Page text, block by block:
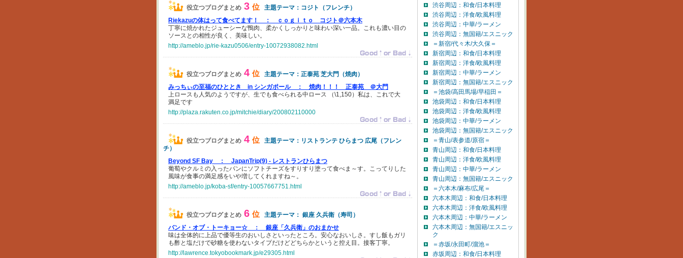
役立つブログまとめ 3 位
主題テーマ：コジト（フレンチ）
Riekazuの体はって食べてます！ ：
ｃｏｇｉｔｏ コジト＠六本木
丁寧に焼かれたジューシーな鴨肉、柔かくしっかりと味わい深い一品。これも濃い目の
ソースとの相性が良く、美味しい。
http://ameblo.jp/rie-kazu0506/entry-10072938082.html
役立つブログまとめ 4 位
主題テーマ：正泰苑 芝大門（焼肉）
みっちぃの至福のひととき in シンガポール ：
焼肉！！！ 正泰苑 ＠大門
上ロースも人気のようですが、生でも食べられる中ロース （\1,150）私は、これで大
満足です
http://plaza.rakuten.co.jp/mitchie/diary/200802110000
役立つブログまとめ 4 位
主題テーマ：リストランテ ひらまつ 広尾（フレン
チ）
Beyond SF Bay ：
JapanTrip(9) - レストランひらまつ
葡萄やクルミの入ったパンにソフトチーズをすりすり塗って食べま～す。こってりした
風味が食事の満足感をいや増してくれますね～。
http://ameblo.jp/koba-sf/entry-10057667751.html
役立つブログまとめ 6 位
主題テーマ： 銀座 久兵衛（寿司）
バンド・オブ・トーキョー☆ ：
銀座「久兵衛」のおまかせ
味は全体的に上品で優等生のおいしさといったところ。安心なおいしさ。すし飯もガリ
も酢と塩だけで砂糖を使わないタイプだけどどちらかというと控え目。接客丁寧。
http://lawrence.tokyobookmark.jp/e29305.html
渋谷周辺：和食/日本料理
渋谷周辺：洋食/欧風料理
渋谷周辺：中華/ラーメン
渋谷周辺：無国籍/エスニック
＝新宿/代々木/大久保＝
新宿周辺：和食/日本料理
新宿周辺：洋食/欧風料理
新宿周辺：中華/ラーメン
新宿周辺：無国籍/エスニック
＝池袋/高田馬場/早稲田＝
池袋周辺：和食/日本料理
池袋周辺：洋食/欧風料理
池袋周辺：中華/ラーメン
池袋周辺：無国籍/エスニック
＝青山/表参道/原宿＝
青山周辺：和食/日本料理
青山周辺：洋食/欧風料理
青山周辺：中華/ラーメン
青山周辺：無国籍/エスニック
＝六本木/麻布/広尾＝
六本木周辺：和食/日本料理
六本木周辺：洋食/欧風料理
六本木周辺：中華/ラーメン
六本木周辺：無国籍/エスニッ
ク
＝赤坂/永田町/溜池＝
赤坂周辺：和食/日本料理